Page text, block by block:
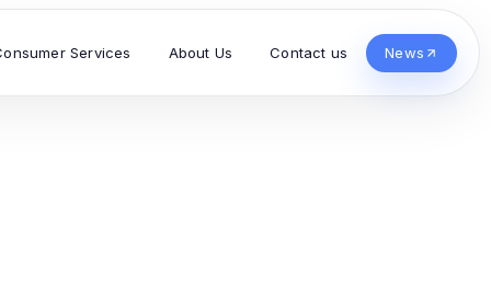
Services About Us Contact us News